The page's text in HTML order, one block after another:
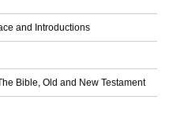
and Introductions
Bible, Old and New Testament